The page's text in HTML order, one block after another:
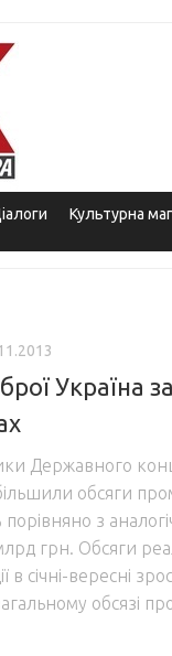
Культурна
Україна
Державного
обсяги
з
грн. Обсяги
в січні-вересні
обсязі